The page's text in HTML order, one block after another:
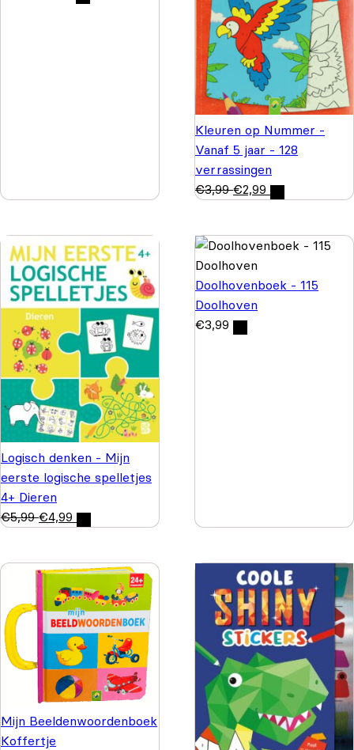
Kleuren op Nummer -
Vanaf 5 jaar - 128
verrassingen
€3,99 €2,99
Logisch denken - Mijn
eerste logische spelletjes
4+ Dieren
€5,99 €4,99
Doolhovenboek - 115
Doolhoven
€3,99
Mijn Beeldenwoordenboek
Koffertje